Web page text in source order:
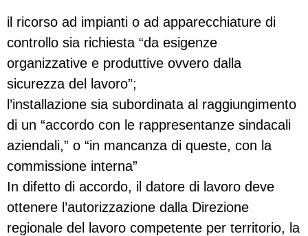
il ricorso ad impianti o ad apparecchiature di
controllo sia richiesta “da esigenze
organizzative e produttive ovvero dalla
sicurezza del lavoro”;
l’installazione sia subordinata al raggiungimento
di un “accordo con le rappresentanze sindacali
aziendali,” o “in mancanza di queste, con la
commissione interna”
In difetto di accordo, il datore di lavoro deve
ottenere l’autorizzazione dalla Direzione
regionale del lavoro competente per territorio, la